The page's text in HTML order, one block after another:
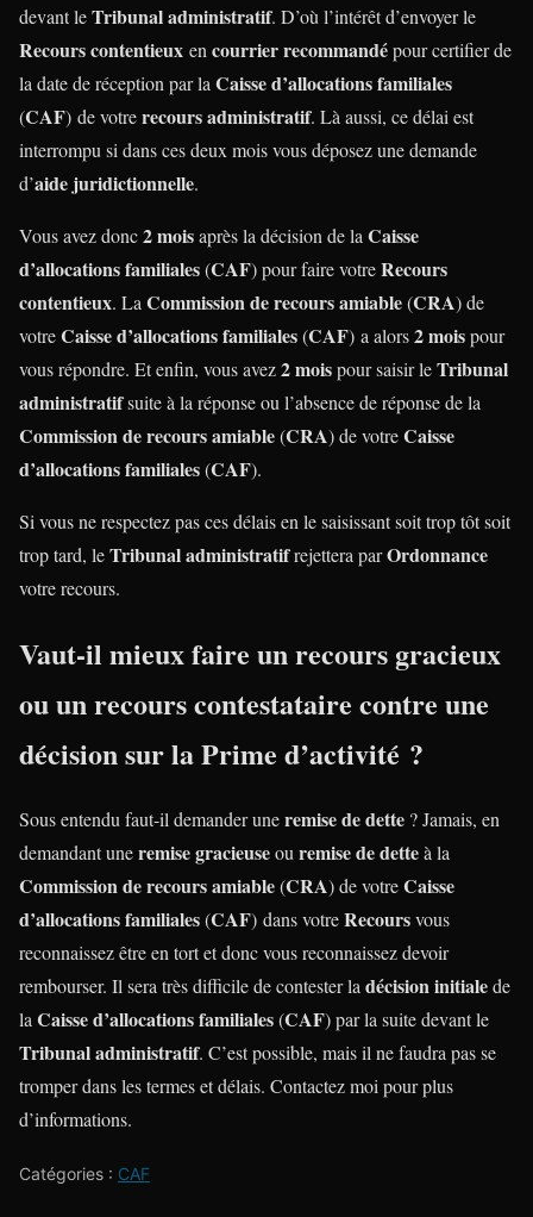
devant leTribunal administratif. D’où l’intérêt d’envoyer le
Recours contentieux encourrier recommandépour certifier de
la date de réception par laCaisse d’allocations familiales
(CAF) de votrerecours administratif. Là aussi, ce délai est
interrompu si dans ces deux mois vous déposez une demande
d’aide juridictionnelle.
Vous avez donc2 moisaprès la décision de laCaisse
d’allocations familiales(CAF) pour faire votreRecours
contentieux. LaCommission de recours amiable(CRA) de
votreCaisse d’allocations familiales(CAF) a alors2 moispour
vous répondre. Et enfin, vous avez2 moispour saisir leTribunal
administratifsuite à la réponse ou l’absence de réponse de la
Commission de recours amiable(CRA) de votreCaisse
d’allocations familiales(CAF).
Si vous ne respectez pas ces délais en le saisissant soit trop tôt soit
trop tard, leTribunal administratifrejettera parOrdonnance
votre recours.
Vaut-il mieux faire unrecours gracieux
ou unrecours contestataire contre une
décision sur laPrime d’activité ?
Sous entendu faut-il demander uneremise de dette ? Jamais, en
demandant uneremise gracieuseou remise de detteà la
Commission de recours amiable(CRA) de votreCaisse
d’allocations familiales(CAF) dans votreRecoursvous
reconnaissez être en tort et donc vous reconnaissez devoir
rembourser. Il sera très difficile de contester la décision initialede
la Caisse d’allocations familiales(CAF) par la suite devant le
Tribunal administratif. C’est possible, mais il ne faudra pas se
tromper dans les termes et délais. Contactez moi pour plus
d’informations.
Catégories : CAF